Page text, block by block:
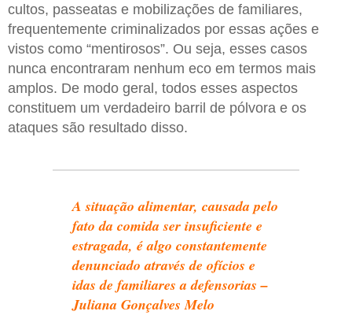
cultos, passeatas e mobilizações de familiares,
frequentemente criminalizados por essas ações e
vistos como “mentirosos”. Ou seja, esses casos
nunca encontraram nenhum eco em termos mais
amplos. De modo geral, todos esses aspectos
constituem um verdadeiro barril de pólvora e os
ataques são resultado disso.
A situação alimentar, causada pelo
fato da comida ser insuficiente e
estragada, é algo constantemente
denunciado através de ofícios e
idas de familiares a defensorias –
Juliana Gonçalves Melo